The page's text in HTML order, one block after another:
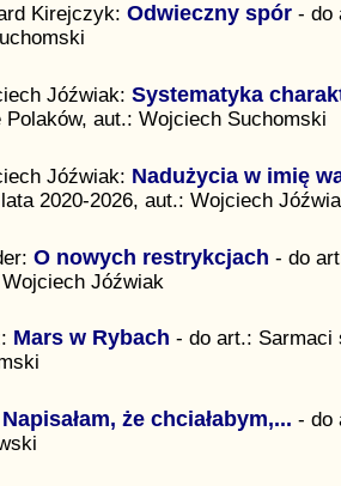
Kirejczyk: Odwieczny spór - do
Jóźwiak: Systematyka
Polaków, aut.: Wojciech Suchomski
Jóźwiak: Nadużycia w imię
2020-2026, aut.: Wojciech
O nowych restrykcjach - do
Jóźwiak
Mars w Rybach - do art.: Sarmaci
Napisałam, że chciałabym,... - do